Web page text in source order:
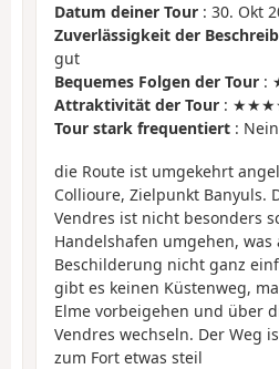
Datum deiner Tour : 30. Okt
Zuverlässigkeit der
gut
Bequemes Folgen der Tour :
Attraktivität der Tour :
Tour stark frequentiert : Nein
die Route ist umgekehrt
Collioure, Zielpunkt Banyuls.
Vendres ist nicht besonders
Handelshafen umgehen,
Beschilderung nicht ganz
gibt es keinen Küstenweg,
Elme vorbeigehen und über
Vendres wechseln. Der Weg
zum Fort etwas steil